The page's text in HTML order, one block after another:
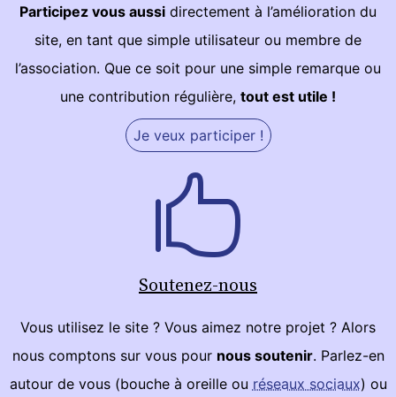
Participez vous aussi directement à l’amélioration du
site, en tant que simple utilisateur ou membre de
l’association. Que ce soit pour une simple remarque ou
une contribution régulière, tout est utile !
Je veux participer !
Soutenez-nous
Vous utilisez le site ? Vous aimez notre projet ? Alors
nous comptons sur vous pour nous soutenir. Parlez-en
autour de vous (bouche à oreille ou réseaux sociaux) ou